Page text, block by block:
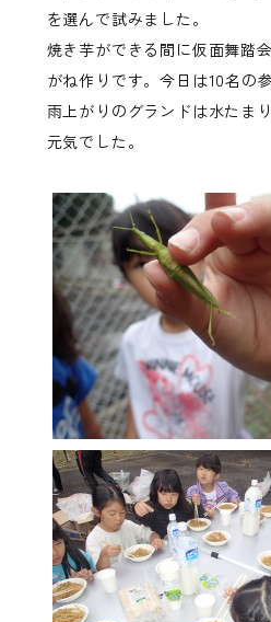
を選んで試みました。
焼き芋ができる間に仮面舞踏
がね作りです。今日は10名の
雨上がりのグランドは水たま
元気でした。